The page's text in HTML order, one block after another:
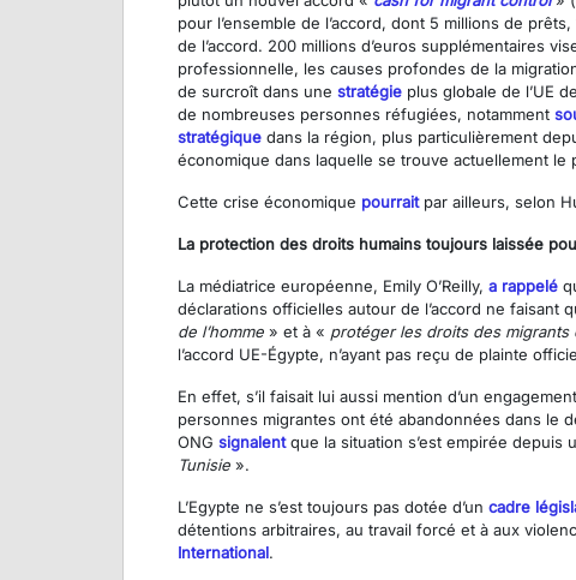
pour l’ensemble de l’accord, dont 5 millions de
de l’accord. 200 millions d’euros supplémentaires
professionnelle, les causes profondes de la
de surcroît dans une stratégie plus globale de l’UE
de nombreuses personnes réfugiées, notamment
stratégique dans la région, plus particulièrement
économique dans laquelle se trouve actuellement le
Cette crise économique pourraitpar ailleurs, selon
La protection des droits humains toujours laissée
La médiatrice européenne, Emily O’Reilly, a rappelé
déclarations officielles autour de l’accord ne faisant
de l’homme » et à « protéger les droits des
l’accord UE-Égypte, n’ayant pas reçu de plainte
En effet, s’il faisait lui aussi mention d’un
personnes migrantes ont été abandonnées dans le
ONG signalentque la situation s’est empirée depuis
Tunisie ».
L’Egypte ne s’est toujours pas dotée d’un cadre
détentions arbitraires, au travail forcé et à aux
International.